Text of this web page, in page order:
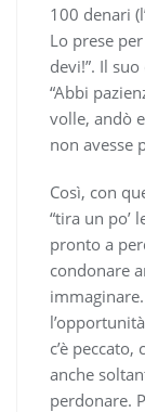
100 denari
Lo prese
devi!”. Il
“Abbi
volle, andò
non avesse
Così, con
“tira un po’
pronto a
condonare
c’è
anche
perdonare.